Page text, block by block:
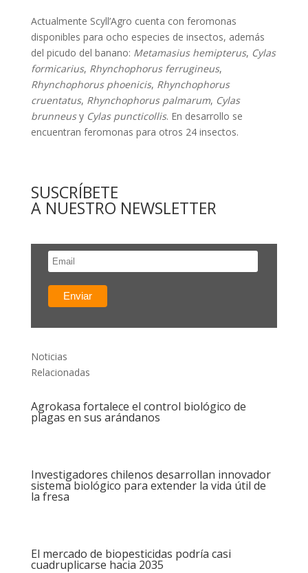
Actualmente Scyll’Agro cuenta con feromonas
disponibles para ocho especies de insectos, además
del picudo del banano: Metamasius hemipterus, Cylas
formicarius, Rhynchophorus ferrugineus,
Rhynchophorus phoenicis, Rhynchophorus
cruentatus, Rhynchophorus palmarum, Cylas
brunneusy Cylas puncticollis. En desarrollo se
encuentran feromonas para otros 24 insectos.
SUSCRÍBETE
A NUESTRO NEWSLETTER
Noticias
Relacionadas
Agrokasa fortalece el control biológico de
plagas en sus arándanos
Investigadores chilenos desarrollan innovador
sistema biológico para extender la vida útil de
la fresa
El mercado de biopesticidas podría casi
cuadruplicarse hacia 2035